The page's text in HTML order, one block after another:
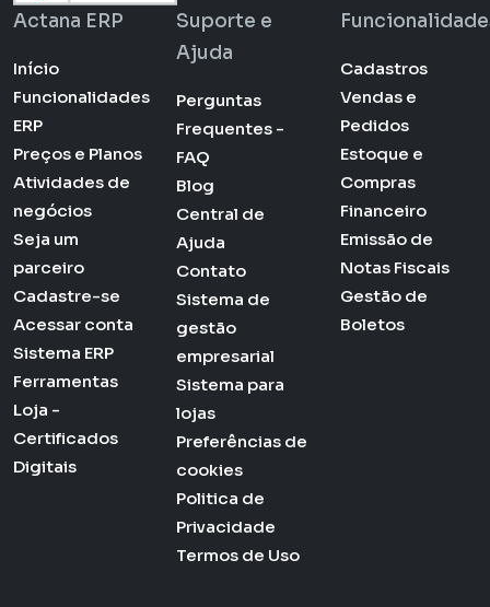
Actana ERP
Início
Funcionalidades
ERP
Preços e Planos
Atividades de
negócios
Seja um
parceiro
Cadastre-se
Acessar conta
Sistema ERP
Ferramentas
Loja -
Certificados
Digitais
Suporte e
Ajuda
Perguntas
Frequentes -
FAQ
Blog
Central de
Ajuda
Contato
Sistema de
gestão
empresarial
Sistema para
lojas
Preferências de
cookies
Politica de
Privacidade
Termos de Uso
Cadastros
Vendas e
Pedidos
Estoque e
Compras
Financeiro
Emissão de
Notas Fiscais
Gestão de
Boletos